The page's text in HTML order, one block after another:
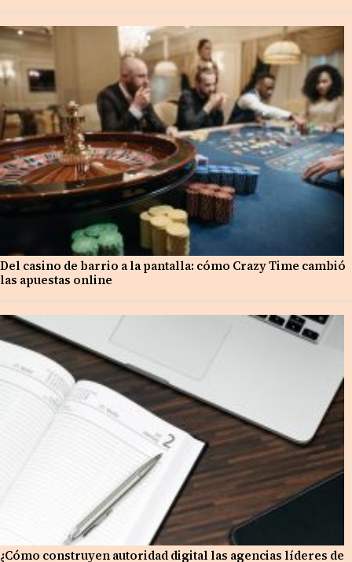
Del casino de barrio a la pantalla: cómo Crazy Time cambió
las apuestas online
¿Cómo construyen autoridad digital las agencias líderes de